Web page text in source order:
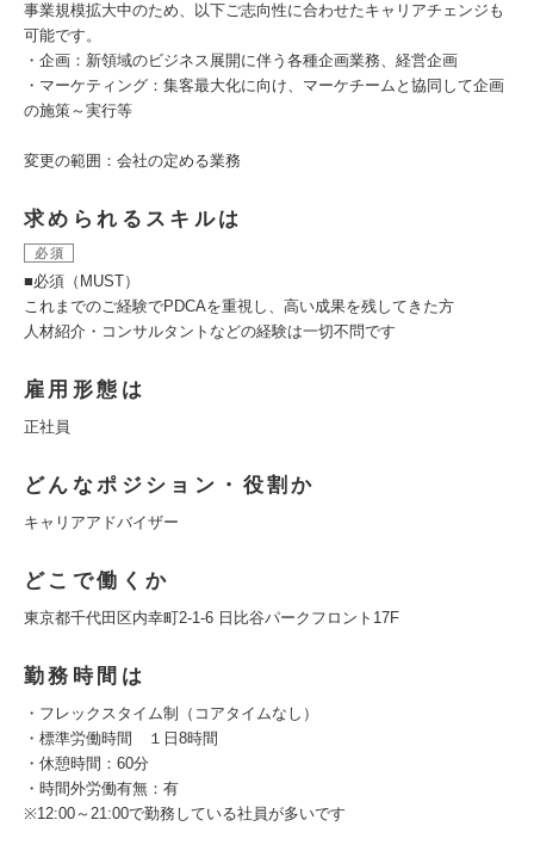
事業規模拡大中のため、以下ご志向性に合わせたキャリアチェンジも
可能です。
・企画：新領域のビジネス展開に伴う各種企画業務、経営企画
・マーケティング：集客最大化に向け、マーケチームと協同して企画
の施策～実行等
変更の範囲：会社の定める業務
求められるスキルは
必須
■必須（MUST）
これまでのご経験でPDCAを重視し、高い成果を残してきた方
人材紹介・コンサルタントなどの経験は一切不問です
雇用形態は
正社員
どんなポジション・役割か
キャリアアドバイザー
どこで働くか
東京都千代田区内幸町2-1-6 日比谷パークフロント17F
勤務時間は
・フレックスタイム制（コアタイムなし）
・標準労働時間 １日8時間
・休憩時間：60分
・時間外労働有無：有
※12:00～21:00で勤務している社員が多いです